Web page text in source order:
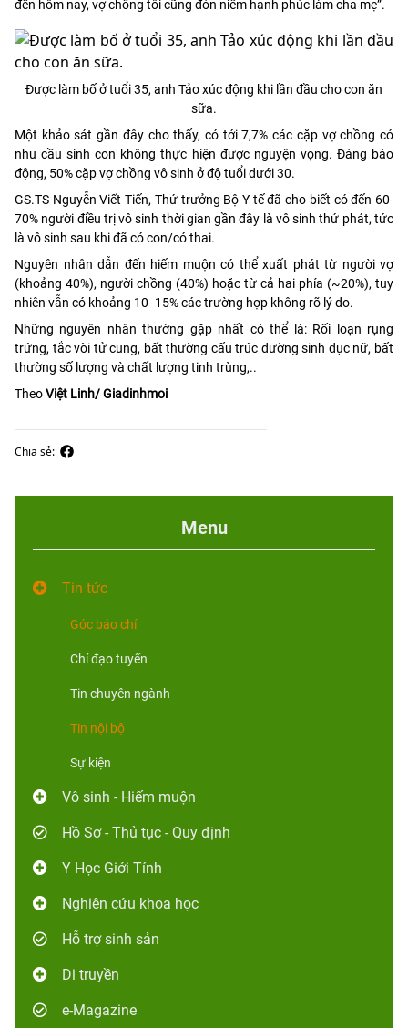
đến hôm nay, vợ chồng tôi cũng đón niềm hạnh phúc làm cha mẹ”.
Được làm bố ở tuổi 35, anh Tảo xúc động khi lần đầu cho con ăn
sữa.
Một khảo sát gần đây cho thấy, có tới 7,7% các cặp vợ chồng có
nhu cầu sinh con không thực hiện được nguyện vọng. Đáng báo
động, 50% cặp vợ chồng vô sinh ở độ tuổi dưới 30.
GS.TS Nguyễn Viết Tiến, Thứ trưởng Bộ Y tế đã cho biết có đến 60-
70% người điều trị vô sinh thời gian gần đây là vô sinh thứ phát, tức
là vô sinh sau khi đã có con/có thai.
Nguyên nhân dẫn đến hiếm muộn có thể xuất phát từ người vợ
(khoảng 40%), người chồng (40%) hoặc từ cả hai phía (~20%), tuy
nhiên vẫn có khoảng 10- 15% các trường hợp không rõ lý do.
Những nguyên nhân thường gặp nhất có thể là: Rối loạn rụng
trứng, tắc vòi tử cung, bất thường cấu trúc đường sinh dục nữ, bất
thường số lượng và chất lượng tinh trùng,..
TheoViệt Linh/ Giadinhmoi
Chia sẻ:
Menu
Tin tức
Góc báo chí
Chỉ đạo tuyến
Tin chuyên ngành
Tin nội bộ
Sự kiện
Vô sinh - Hiếm muộn
Hồ Sơ - Thủ tục - Quy định
Y Học Giới Tính
Nghiên cứu khoa học
Hỗ trợ sinh sản
Di truyền
e-Magazine